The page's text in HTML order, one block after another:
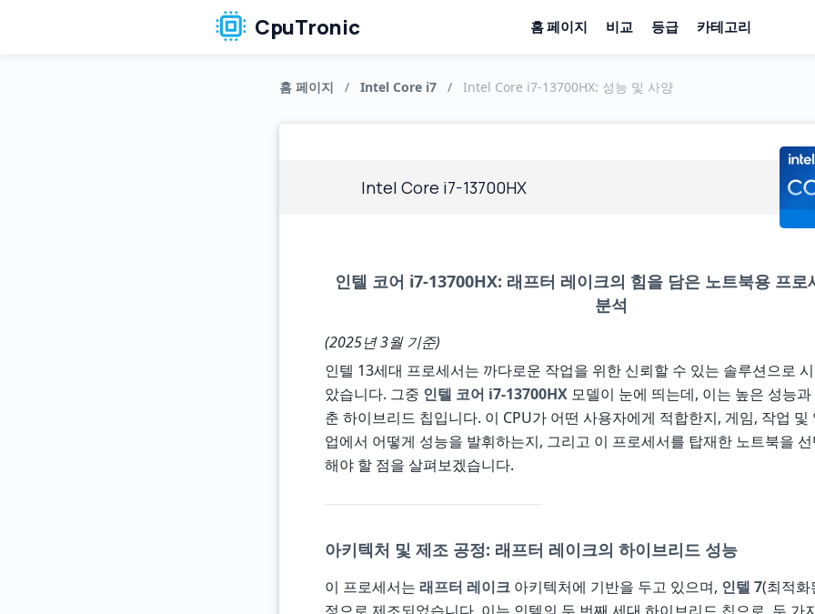
CpuTronic 홈 페이지 비교 등급 카테고리
홈 페이지 / Intel Core i7 / Intel Core i7-13700HX: 성능 및 사양
Intel Core i7-13700HX
인텔 코어 i7-13700HX: 래프터 레이크의 힘을 담은 노트북용 프로
분석
(2025년 3월 기준)
인텔 13세대 프로세서는 까다로운 작업을 위한 신뢰할 수 있는 솔루션으로
았습니다. 그중 인텔 코어 i7-13700HX 모델이 눈에 띄는데, 이는 높은 성능
춘 하이브리드 칩입니다. 이 CPU가 어떤 사용자에게 적합한지, 게임, 작업 및
업에서 어떻게 성능을 발휘하는지, 그리고 이 프로세서를 탑재한 노트북을
해야 할 점을 살펴보겠습니다.
아키텍처 및 제조 공정: 래프터 레이크의 하이브리드 성능
이 프로세서는 래프터 레이크 아키텍처에 기반을 두고 있으며, 인텔 7(최적